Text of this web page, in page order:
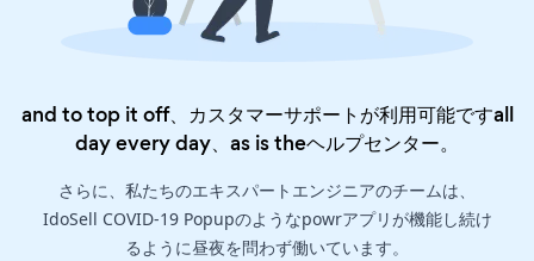
and to top it off、カスタマーサポートが利用可能ですall
day every day、as is theヘルプセンター。
さらに、私たちのエキスパートエンジニアのチームは、
IdoSell COVID-19 Popupのようなpowrアプリが機能し続け
るように昼夜を問わず働いています。